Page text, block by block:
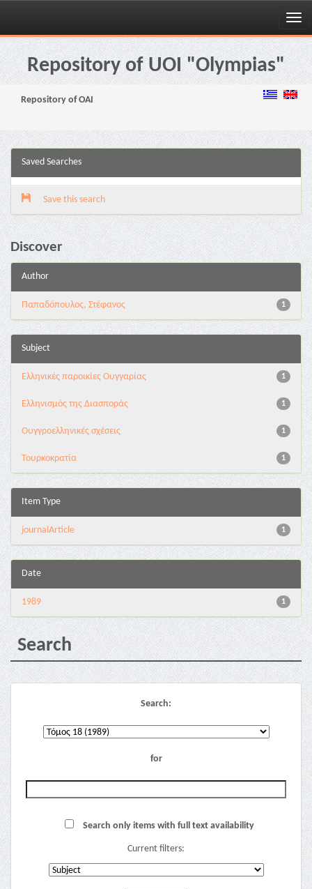
Skip
navigationRepository of UOI "Olympias"
Repository of OAI
Saved Searches
Save this search
Discover
Author
1
Παπαδόπουλος, Στέφανος
Subject
1
Ελληνικές παροικίες Ουγγαρίας
1
Ελληνισμός της Διασποράς
1
Ουγγροελληνικές σχέσεις
1
Τουρκοκρατία
Item Type
1
journalArticle
Date
1
1989
Search
Search:
for
Search only items with full text availability
Current filters: